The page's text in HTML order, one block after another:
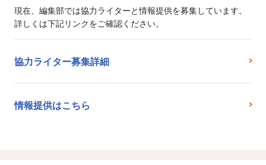
現在、編集部では協力ライターと情報提供を募集しています。
詳しくは下記リンクをご確認ください。
協力ライター募集詳細
情報提供はこちら